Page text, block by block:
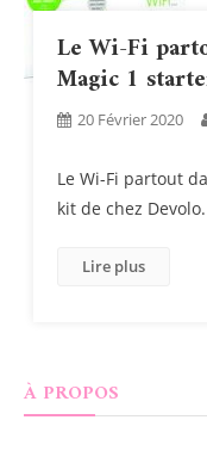
Le Wi-Fi
Magic 1
20 Février 2020
Le Wi-Fi partout
kit de chez Devolo.
Lire plus
À PROPOS